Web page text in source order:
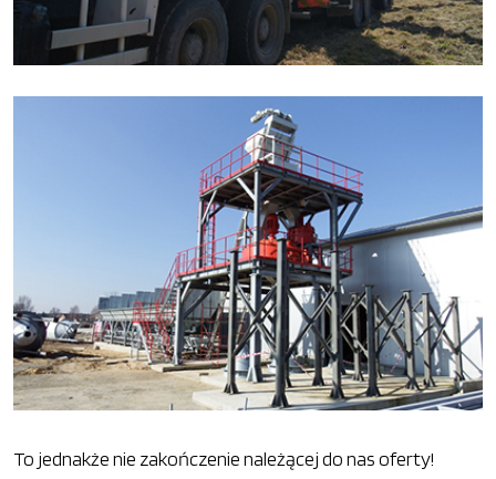
To jednakże nie zakończenie należącej do nas oferty!